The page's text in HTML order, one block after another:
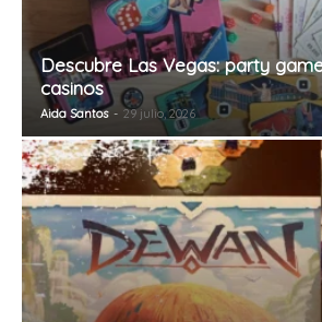
Descubre Las Vegas: party
casinos
Aida Santos - 29 julio, 2026